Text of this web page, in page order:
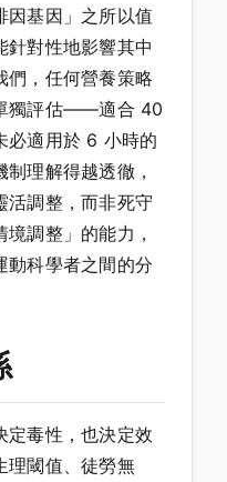
因基因」之所以值
針對性地影響其中
們，任何營養策略
獨評估——適合 40
必適用於 6 小時的
理解得越透徹，
活調整，而非死守
調整」的能力，
動科學者之間的分
定毒性，也決定效
理閾值、徒勞無